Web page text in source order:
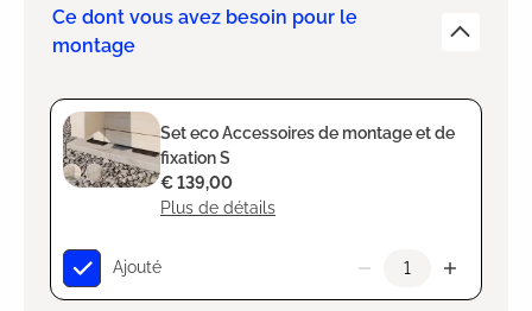
Ce dont vous avez besoin pour le
montage
Set eco Accessoires de montage et de
fixation S
Plus de détails
€ 139,00
Ajouté